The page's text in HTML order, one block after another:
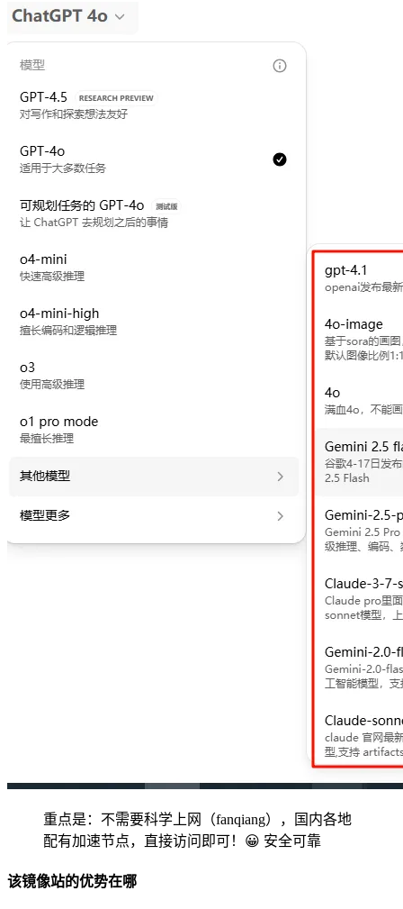
重点是：不需要科学上网（fanqiang），国内各地
配有加速节点，直接访问即可！😀 安全可靠
该镜像站的优势在哪